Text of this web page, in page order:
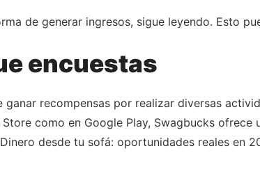
de generar ingresos, sigue leyendo. Esto
encuestas
recompensas por realizar diversas
como en Google Play, Swagbucks
desde tu sofá: oportunidades reales en